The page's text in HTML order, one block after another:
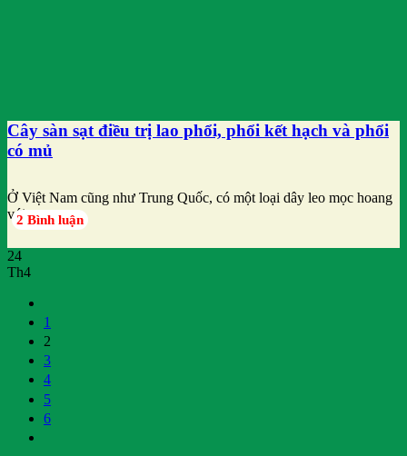
Cây sàn sạt điều trị lao phổi, phổi kết hạch và phổi
có mủ
Ở Việt Nam cũng như Trung Quốc, có một loại dây leo mọc hoang
với2 Bình luận
24
Th4
1
2
3
4
5
6